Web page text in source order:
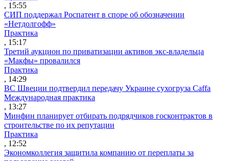
, 15:55
СИП поддержал Роспатент в споре об обозначении
«Нетдолгофф»
Практика
, 15:17
Третий аукцион по приватизации активов экс-владельца
«Макфы» провалился
Практика
, 14:29
ВС Швеции подтвердил передачу Украине сухогруза Caffa
Международная практика
, 13:27
Минфин планирует отбирать подрядчиков госконтрактов в
строительстве по их репутации
Практика
, 12:52
Экономколлегия защитила компанию от переплаты за